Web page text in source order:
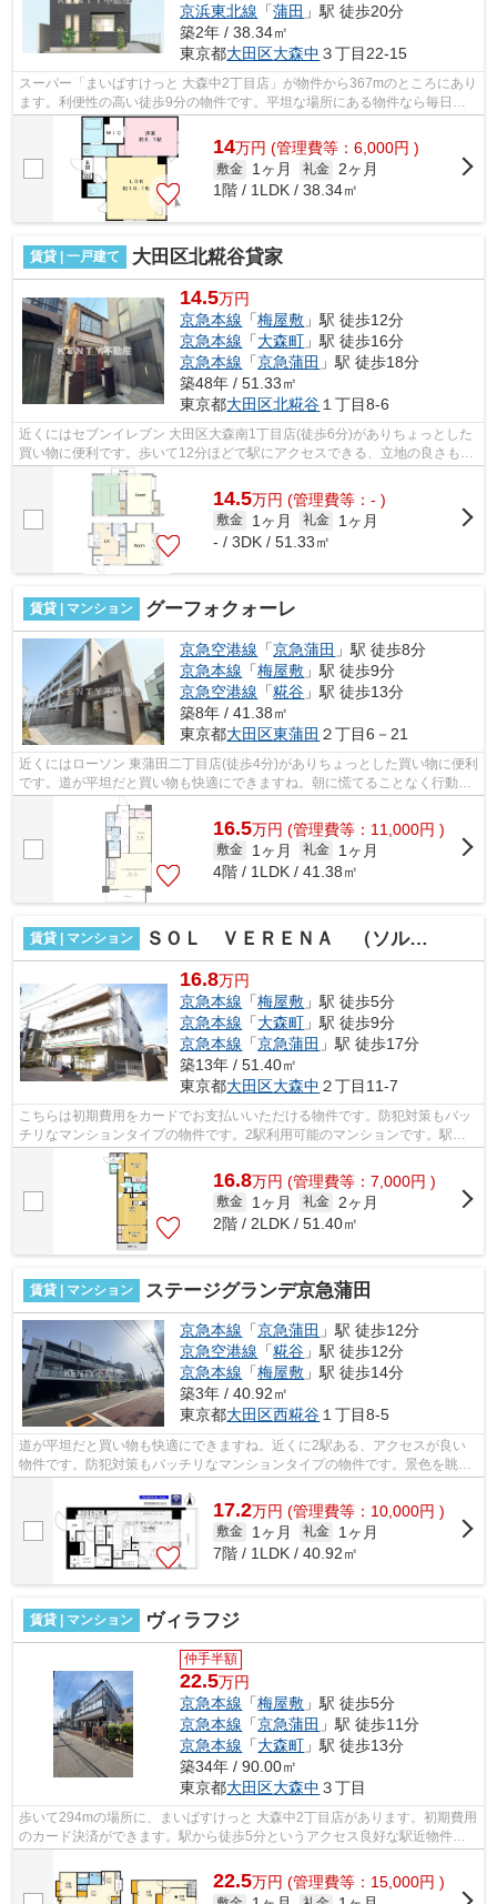
京浜東北線 「蒲田 」駅 徒歩20分
築2年 / 38.34㎡
東京都大田区大森中 ３丁目22-15
スーパー「まいばすけっと 大森中2丁目店」が物件から367mのところにあり
ます。利便性の高い徒歩9分の物件です。平坦な場所にある物件なら毎日の
移動も快適です。初期費用はカードで決...
14万円 (管理費等：6,000円 )
敷金 1ヶ月 礼金
2ヶ月
1階 / 1LDK / 38.34㎡
賃貸 | 一戸建て 大田区北糀谷貸家
14.5万円
京急本線 「梅屋敷 」駅 徒歩12分
京急本線 「大森町 」駅 徒歩16分
京急本線 「京急蒲田 」駅 徒歩18分
築48年 / 51.33㎡
東京都大田区北糀谷１丁目8-6
近くにはセブンイレブン 大田区大森南1丁目店(徒歩6分)がありちょっとした
買い物に便利です。歩いて12分ほどで駅にアクセスできる、立地の良さも魅
力の物件です。冬場の換気にも適した...
14.5万円 (管理費等：- )
敷金 1ヶ月 礼金
1ヶ月
- / 3DK / 51.33㎡
賃貸 | マンション グーフォクォーレ
京急空港線 「京急蒲田 」駅 徒歩8分
京急本線 「梅屋敷 」駅 徒歩9分
京急空港線 「糀谷 」駅 徒歩13分
築8年 / 41.38㎡
東京都大田区東蒲田 ２丁目6－21
近くにはローソン 東蒲田二丁目店(徒歩4分)がありちょっとした買い物に便利
です。道が平坦だと買い物も快適にできますね。朝に慌てることなく行動す
るために駅から徒歩8分の駅近物件は...
16.5万円 (管理費等：11,000円 )
敷金 1ヶ月 礼金
1ヶ月
4階 / 1LDK / 41.38㎡
賃貸 | マンション ＳＯＬ ＶＥＲＥＮＡ （ソルヴェレーナ）
16.8万円
京急本線 「梅屋敷 」駅 徒歩5分
京急本線 「大森町 」駅 徒歩9分
京急本線 「京急蒲田 」駅 徒歩17分
築13年 / 51.40㎡
東京都大田区大森中 ２丁目11-7
こちらは初期費用をカードでお支払いいただける物件です。防犯対策もバッ
チリなマンションタイプの物件です。2駅利用可能のマンションです。駅ま
で徒歩5分の立地が魅力的な、利便性の...
16.8万円 (管理費等：7,000円 )
敷金 1ヶ月 礼金
2ヶ月
2階 / 2LDK / 51.40㎡
賃貸 | マンション ステージグランデ京急蒲田
京急本線 「京急蒲田 」駅 徒歩12分
京急空港線 「糀谷 」駅 徒歩12分
京急本線 「梅屋敷 」駅 徒歩14分
築3年 / 40.92㎡
東京都大田区西糀谷１丁目8-5
道が平坦だと買い物も快適にできますね。近くに2駅ある、アクセスが良い
物件です。防犯対策もバッチリなマンションタイプの物件です。景色を眺め
17.2万円 (管理費等：10,000円 )
敷金 1ヶ月 礼金
1ヶ月
7階 / 1LDK / 40.92㎡
賃貸 | マンション ヴィラフジ
仲手半額
22.5万円
京急本線 「梅屋敷 」駅 徒歩5分
京急本線 「京急蒲田 」駅 徒歩11分
京急本線 「大森町 」駅 徒歩13分
築34年 / 90.00㎡
東京都大田区大森中 ３丁目
歩いて294mの場所に、まいばすけっと 大森中2丁目店があります。初期費用
のカード決済ができます。駅から徒歩5分というアクセス良好な駅近物件は
いかがですか。外観タイル張りは、マン...
22.5万円 (管理費等：15,000円 )